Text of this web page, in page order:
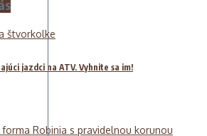
jazdci na ATV. Vyhnite sa im!